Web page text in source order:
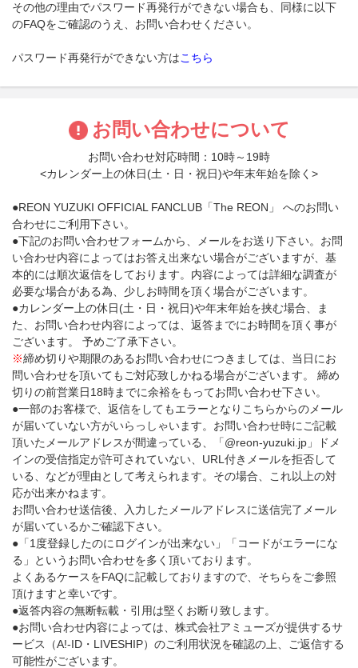
その他の理由でパスワード再発行ができない場合も、同様に以下
のFAQをご確認のうえ、お問い合わせください。
パスワード再発行ができない方はこちら
お問い合わせについて
お問い合わせ対応時間：10時～19時
<カレンダー上の休日(土・日・祝日)や年末年始を除く>
●REON YUZUKI OFFICIAL FANCLUB「The REON」 へのお問い
合わせにご利用下さい。
●下記のお問い合わせフォームから、メールをお送り下さい。お問
い合わせ内容によってはお答え出来ない場合がございますが、基
本的には順次返信をしております。内容によっては詳細な調査が
必要な場合がある為、少しお時間を頂く場合がございます。
●カレンダー上の休日(土・日・祝日)や年末年始を挟む場合、ま
た、お問い合わせ内容によっては、返答までにお時間を頂く事が
ございます。 予めご了承下さい。
※締め切りや期限のあるお問い合わせにつきましては、当日にお
問い合わせを頂いてもご対応致しかねる場合がございます。 締め
切りの前営業日18時までに余裕をもってお問い合わせ下さい。
●一部のお客様で、返信をしてもエラーとなりこちらからのメール
が届いていない方がいらっしゃいます。お問い合わせ時にご記載
頂いたメールアドレスが間違っている、「@reon-yuzuki.jp」ドメ
インの受信指定が許可されていない、URL付きメールを拒否して
いる、などが理由として考えられます。その場合、これ以上の対
応が出来かねます。
お問い合わせ送信後、入力したメールアドレスに送信完了メール
が届いているかご確認下さい。
●「1度登録したのにログインが出来ない」「コードがエラーにな
る」というお問い合わせを多く頂いております。
よくあるケースをFAQに記載しておりますので、そちらをご参照
頂けますと幸いです。
●返答内容の無断転載・引用は堅くお断り致します。
●お問い合わせ内容によっては、株式会社アミューズが提供するサ
ービス（A!-ID・LIVESHIP）のご利用状況を確認の上、ご返信する
可能性がございます。